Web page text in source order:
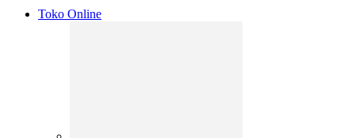
Toko Online